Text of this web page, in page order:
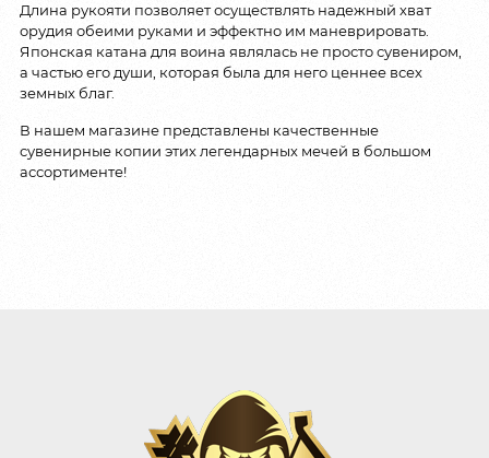
Длина рукояти позволяет осуществлять надежный хват
орудия обеими руками и эффектно им маневрировать.
Японская катана для воина являлась не просто сувениром,
а частью его души, которая была для него ценнее всех
земных благ.
В нашем магазине представлены качественные
сувенирные копии этих легендарных мечей в большом
ассортименте!